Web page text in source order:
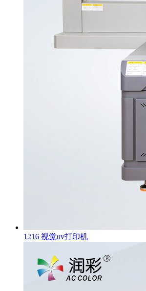
1216 视觉uv打印机